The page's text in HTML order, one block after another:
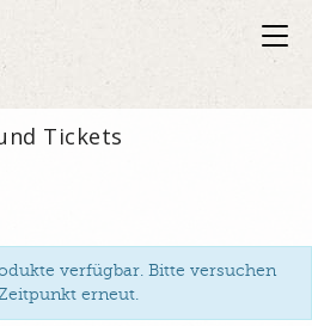
Tickets
verfügbar. Bitte versuchen
erneut.